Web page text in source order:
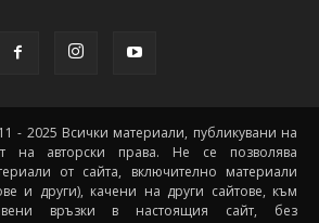
- 2025 Всички материали, публикувани на
на авторски права. Не се позволява
от сайта, включително материали
и други), качени на други сайтове, към
връзки в настоящия сайт, без